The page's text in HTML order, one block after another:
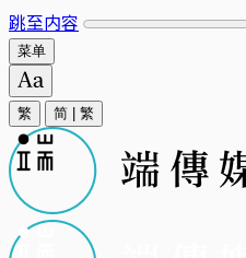
跳至内容
菜单
繁 简 繁